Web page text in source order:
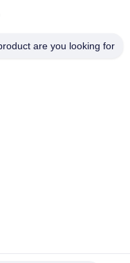
آلة غربلة دوارة تستخدم
are you looking for?